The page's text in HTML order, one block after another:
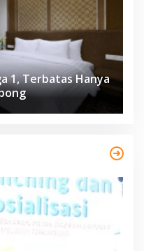
1, Terbatas Hanya